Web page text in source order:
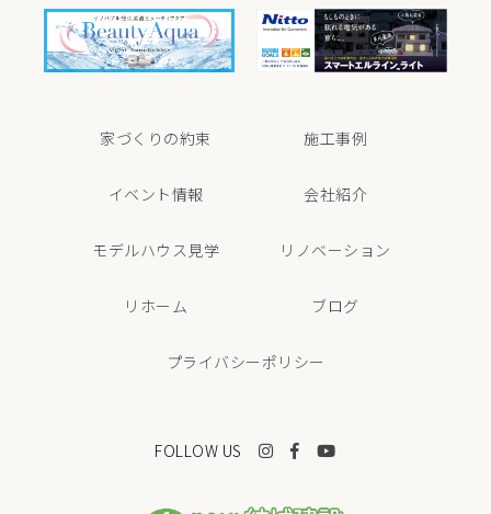
家づくりの約束 施工事例
イベント情報 会社紹介
モデルハウス見学 リノベーション
リホーム ブログ
プライバシーポリシー
FOLLOW US